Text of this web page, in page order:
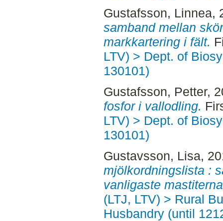
Gustafsson, Linnea,
samband mellan
markkartering i fält.
LTV) > Dept. of
130101)
Gustafsson, Petter,
fosfor i vallodling.
LTV) > Dept. of
130101)
Gustavsson, Lisa,
mjölkordningslista :
vanligaste
(LTJ, LTV) > Rural
Husbandry (until